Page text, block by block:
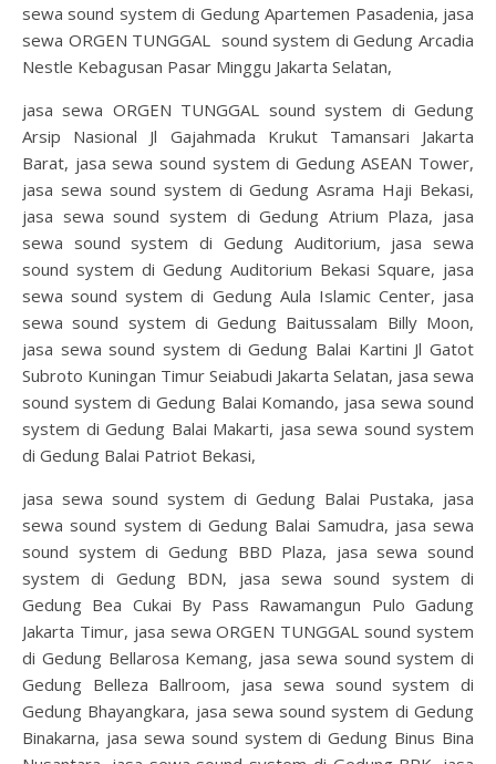
sewa sound system di Gedung Apartemen Pasadenia, jasa
sewa ORGEN TUNGGAL sound system di Gedung Arcadia
Nestle Kebagusan Pasar Minggu Jakarta Selatan,
jasa sewa ORGEN TUNGGAL sound system di Gedung
Arsip Nasional Jl Gajahmada Krukut Tamansari Jakarta
Barat, jasa sewa sound system di Gedung ASEAN Tower,
jasa sewa sound system di Gedung Asrama Haji Bekasi,
jasa sewa sound system di Gedung Atrium Plaza, jasa
sewa sound system di Gedung Auditorium, jasa sewa
sound system di Gedung Auditorium Bekasi Square, jasa
sewa sound system di Gedung Aula Islamic Center, jasa
sewa sound system di Gedung Baitussalam Billy Moon,
jasa sewa sound system di Gedung Balai Kartini Jl Gatot
Subroto Kuningan Timur Seiabudi Jakarta Selatan, jasa sewa
sound system di Gedung Balai Komando, jasa sewa sound
system di Gedung Balai Makarti, jasa sewa sound system
di Gedung Balai Patriot Bekasi,
jasa sewa sound system di Gedung Balai Pustaka, jasa
sewa sound system di Gedung Balai Samudra, jasa sewa
sound system di Gedung BBD Plaza, jasa sewa sound
system di Gedung BDN, jasa sewa sound system di
Gedung Bea Cukai By Pass Rawamangun Pulo Gadung
Jakarta Timur, jasa sewa ORGEN TUNGGAL sound system
di Gedung Bellarosa Kemang, jasa sewa sound system di
Gedung Belleza Ballroom, jasa sewa sound system di
Gedung Bhayangkara, jasa sewa sound system di Gedung
Binakarna, jasa sewa sound system di Gedung Binus Bina